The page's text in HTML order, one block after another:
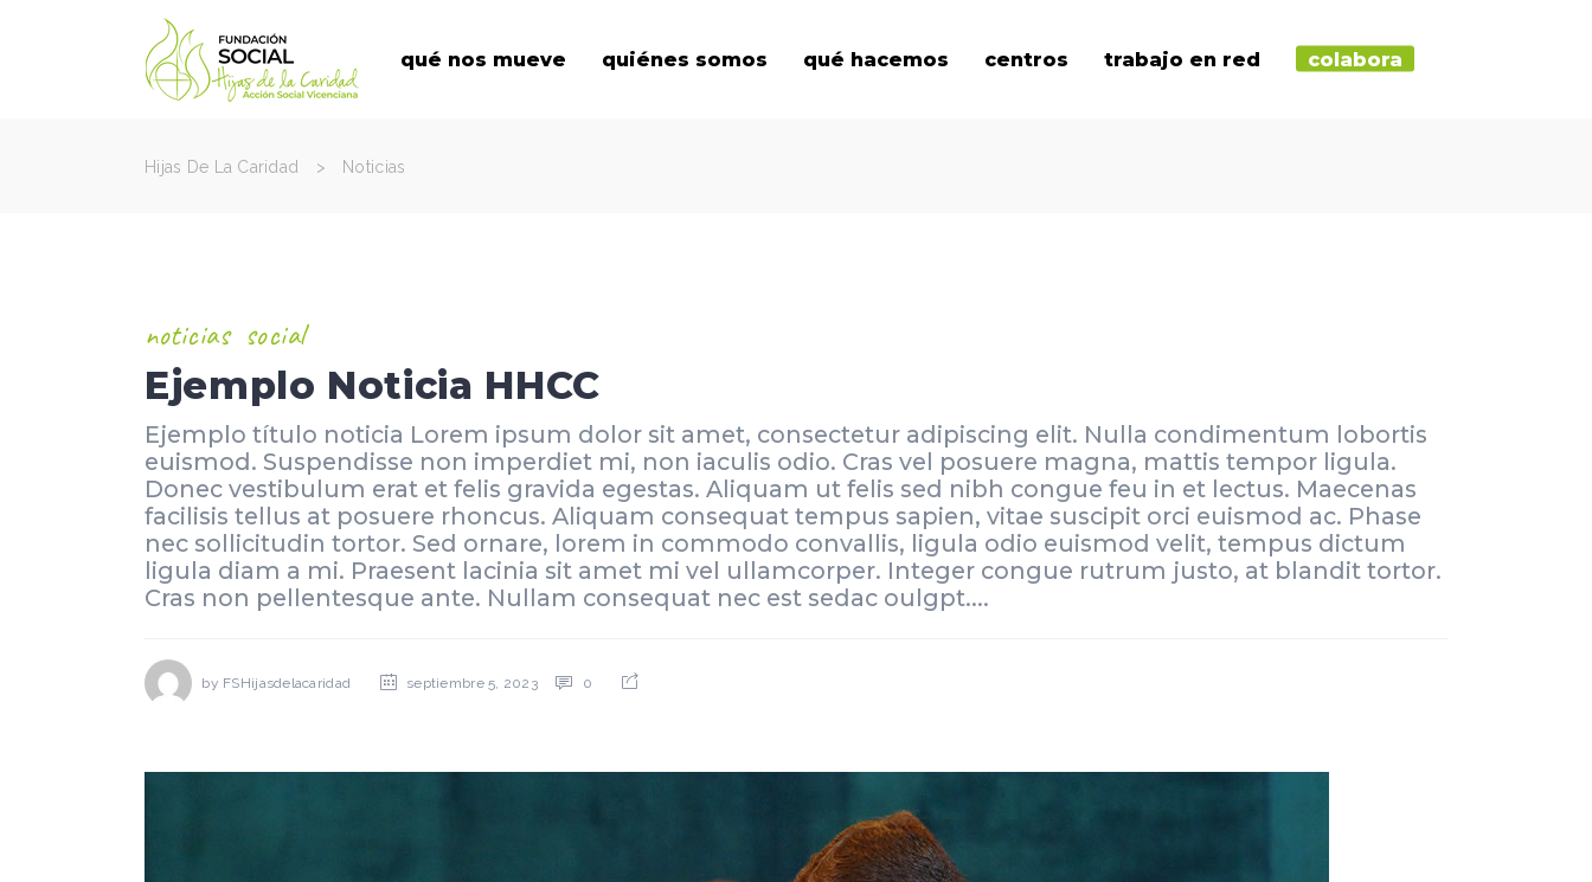
qué nos mueve quiénes somos qué hacemos centros trabajo en red colabora
Hijas De La Caridad > Noticias
noticias social
Ejemplo Noticia HHCC
Ejemplo título noticia Lorem ipsum dolor sit amet, consectetur adipiscing elit. Nulla condimentum lobortis
euismod. Suspendisse non imperdiet mi, non iaculis odio. Cras vel posuere magna, mattis tempor ligula.
Donec vestibulum erat et felis gravida egestas. Aliquam ut felis sed nibh congue feu in et lectus. Maecenas
facilisis tellus at posuere rhoncus. Aliquam consequat tempus sapien, vitae suscipit orci euismod ac. Phase
nec sollicitudin tortor. Sed ornare, lorem in commodo convallis, ligula odio euismod velit, tempus dictum
ligula diam a mi. Praesent lacinia sit amet mi vel ullamcorper. Integer congue rutrum justo, at blandit tortor.
Cras non pellentesque ante. Nullam consequat nec est sedac oulgpt....
by FSHijasdelacaridad septiembre 5, 2023 0